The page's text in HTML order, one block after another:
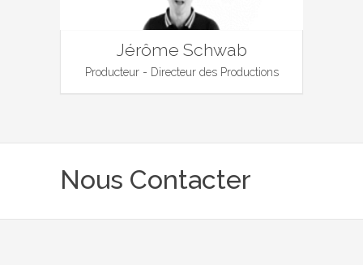
Jérôme Schwab
Producteur - Directeur des Productions
Nous Contacter